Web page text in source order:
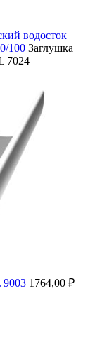
водосток
100 Заглушка
7024
1764,00 ₽